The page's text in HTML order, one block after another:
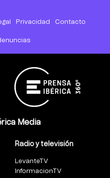
Privacidad Contacto
Media
Radio y televisión
LevanteTV
InformacionTV